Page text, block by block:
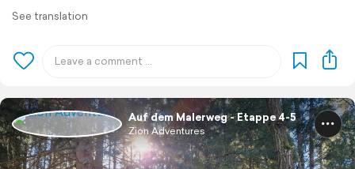
See translation
Auf dem Malerweg - Etappe 4-5
Zion Adventures